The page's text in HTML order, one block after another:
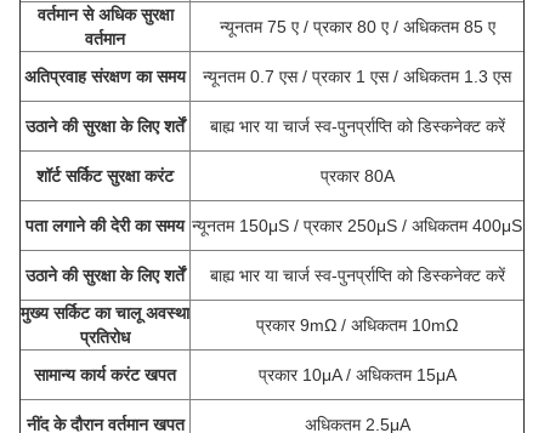
वर्तमान से अधिक सुरक्षा
वर्तमान
न्यूनतम 75 ए / प्रकार 80 ए / अधिकतम 85 ए
अतिप्रवाह संरक्षण का समय न्यूनतम 0.7 एस / प्रकार 1 एस / अधिकतम 1.3 एस
उठाने की सुरक्षा के लिए शर्तें बाह्य भार या चार्ज स्व-पुनर्प्राप्ति को डिस्कनेक्ट करें
शॉर्ट सर्किट सुरक्षा करंट प्रकार 80A
पता लगाने की देरी का समय न्यूनतम 150μS / प्रकार 250μS / अधिकतम 400μS
उठाने की सुरक्षा के लिए शर्तें
बाह्य भार या चार्ज स्व-पुनर्प्राप्ति को डिस्कनेक्ट करें
मुख्य सर्किट का चालू अवस्था
प्रतिरोध
प्रकार 9mΩ / अधिकतम 10mΩ
सामान्य कार्य करंट खपत प्रकार 10μA / अधिकतम 15μA
नींद के दौरान वर्तमान खपत अधिकतम 2.5μA